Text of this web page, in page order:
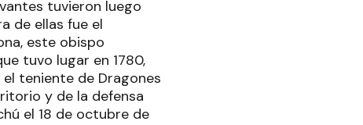
tuvieron luego
de ellas fue el
este obispo
tuvo lugar en 1780,
teniente de Dragones
y de la defensa
el 18 de octubre de